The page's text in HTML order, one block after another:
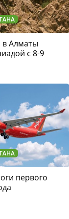
в Алматы
с 8-9
первого